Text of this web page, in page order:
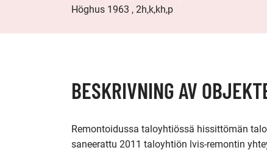
Höghus 1963 , 2h,k,kh,p
BESKRIVNING AV
Remontoidussa taloyhtiössä hissittömän
saneerattu 2011 taloyhtiön lvis-remontin